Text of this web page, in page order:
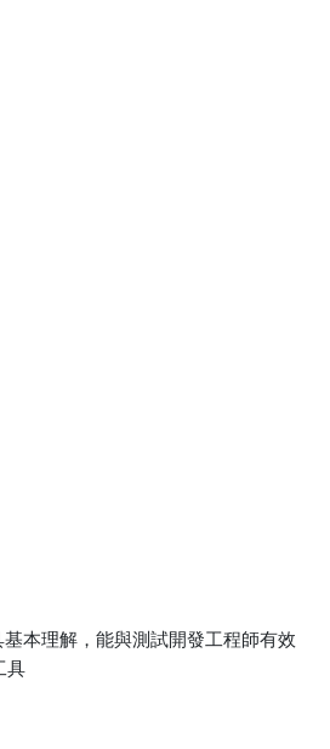
本理解，能與測試開發工程師有效
具